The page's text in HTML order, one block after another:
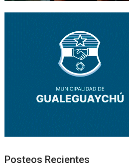
Posteos Recientes